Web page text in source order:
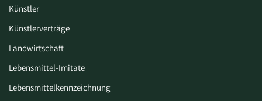
Künstler
Künstlerverträge
Landwirtschaft
Lebensmittel-Imitate
Lebensmittelkennzeichnung